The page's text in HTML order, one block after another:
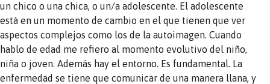
un chico o una chica, o un/a adolescente. El adolescente
está en un momento de cambio en el que tienen que ver
aspectos complejos como los de la autoimagen. Cuando
hablo de edad me refiero al momento evolutivo del niño,
niña o joven. Además hay el entorno. Es fundamental. La
enfermedad se tiene que comunicar de una manera llana, y